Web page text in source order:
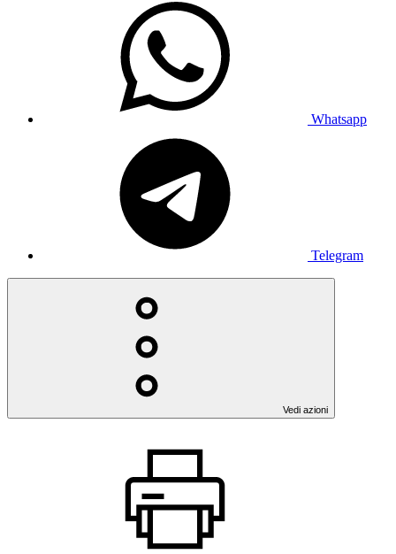
Whatsapp
Telegram
Vedi azioni